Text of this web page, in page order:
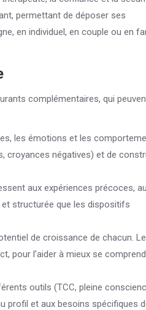
permettant de déposer ses
en individuel, en couple ou en
complémentaires, qui
les émotions et les
croyances négatives) et de
aux expériences précoces,
et structurée que les dispositifs
de croissance de chacun. Le
pour l’aider à mieux se
outils (TCC, pleine
profil et aux besoins spécifiques